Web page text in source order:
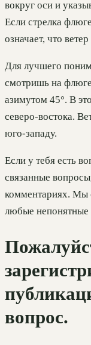
вокруг оси и
Если стрелка
означает, что
Для лучшего
смотришь на
азимутом 45°. В
северо-востока.
юго-западу.
Если у тебя есть
связанные
комментариях. Мы
любые
вопрос.